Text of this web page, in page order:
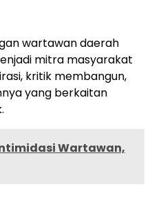
wartawan daerah
mitra masyarakat
kritik membangun,
yang berkaitan
Wartawan,